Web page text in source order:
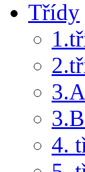
Třídy
4.